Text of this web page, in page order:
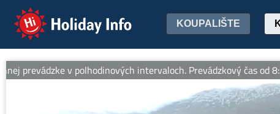
Holiday Info KOUPALIŠTE
v polhodinových intervaloch. Prevádzkový čas od 8:30 do